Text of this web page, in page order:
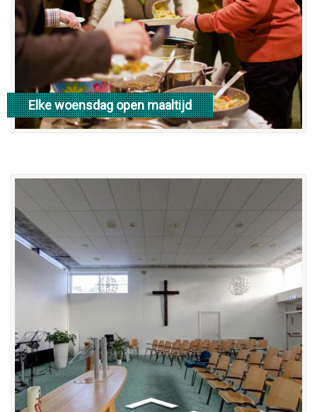
Elke woensdag open maaltijd
Klik hier